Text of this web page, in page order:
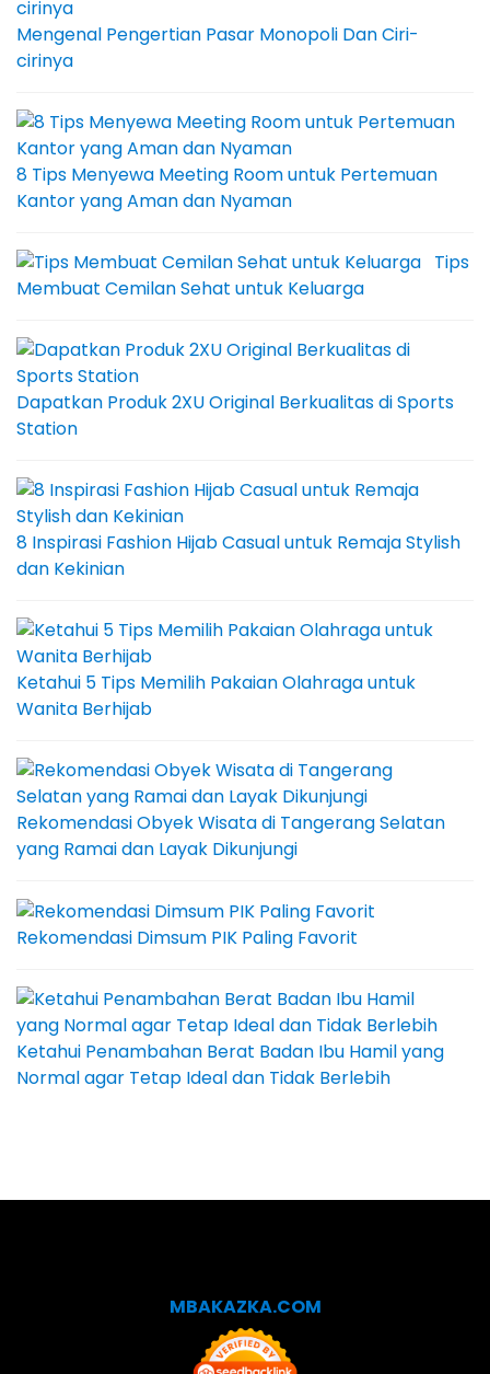
Mengenal Pengertian Pasar Monopoli Dan Ciri-
cirinya
8 Tips Menyewa Meeting Room untuk Pertemuan
Kantor yang Aman dan Nyaman
Tips
Membuat Cemilan Sehat untuk Keluarga
Dapatkan Produk 2XU Original Berkualitas di Sports
Station
8 Inspirasi Fashion Hijab Casual untuk Remaja Stylish
dan Kekinian
Ketahui 5 Tips Memilih Pakaian Olahraga untuk
Wanita Berhijab
Rekomendasi Obyek Wisata di Tangerang Selatan
yang Ramai dan Layak Dikunjungi
Rekomendasi Dimsum PIK Paling Favorit
Ketahui Penambahan Berat Badan Ibu Hamil yang
Normal agar Tetap Ideal dan Tidak Berlebih
MBAKAZKA.COM